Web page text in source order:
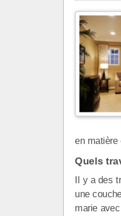
en matière
Quels
Il y a des
une
marie